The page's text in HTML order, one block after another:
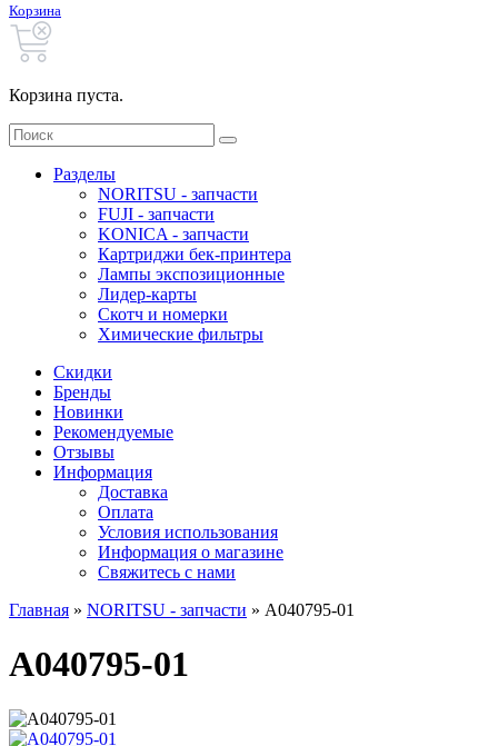
Корзина
Корзина пуста.
Разделы
NORITSU - запчасти
FUJI - запчасти
KONICA - запчасти
Картриджи бек-принтера
Лампы экспозиционные
Лидер-карты
Скотч и номерки
Химические фильтры
Скидки
Бренды
Новинки
Рекомендуемые
Отзывы
Информация
Доставка
Оплата
Условия использования
Информация о магазине
Свяжитесь с нами
Главная » NORITSU - запчасти » A040795-01
A040795-01